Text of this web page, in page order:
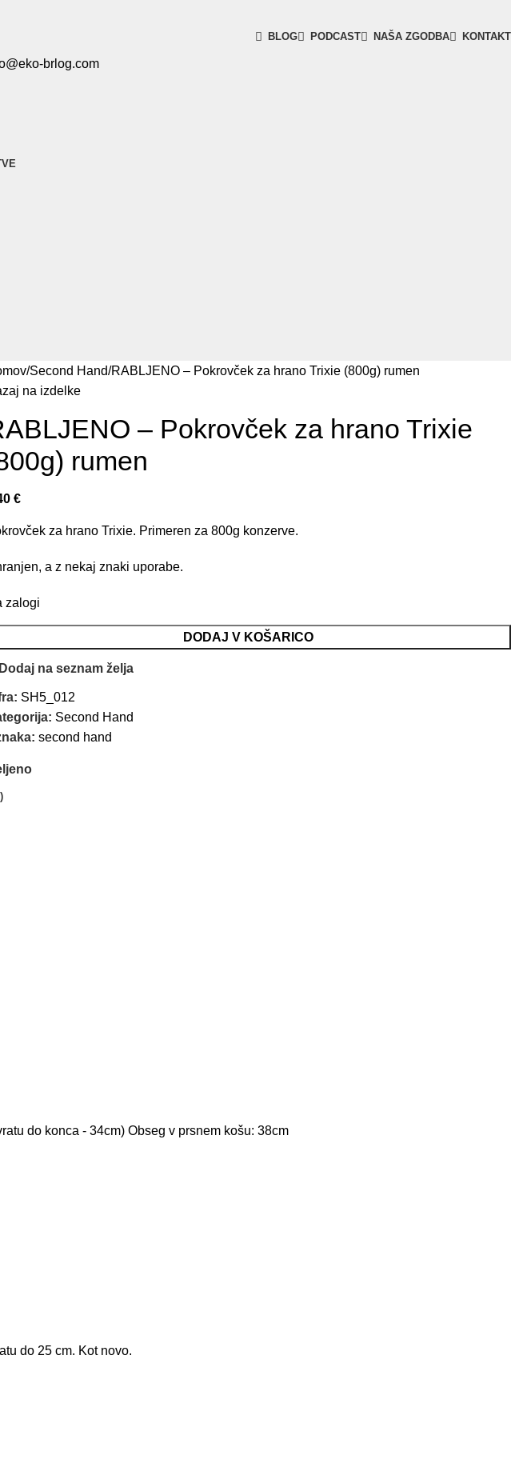
BLOG PODCAST NAŠA ZGODBA KONTAKT
brlog.com
Second Hand RABLJENO – Pokrovček za hrano Trixie (800g) rumen
na izdelke
– Pokrovček za hrano Trixie
rumen
€
za hrano Trixie. Primeren za 800g konzerve.
a z nekaj znaki uporabe.
zalogi
DODAJ V KOŠARICO
Dodaj na seznam želja
SH5_012
Second Hand
second hand
do konca - 34cm) Obseg v prsnem košu: 38cm
do 25 cm. Kot novo.